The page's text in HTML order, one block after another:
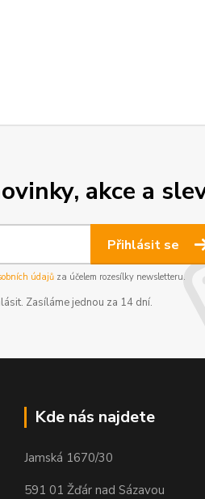
akce a
Přihlásit se
údajůza účelem rozesílky newsletteru.
Zasíláme jednou za 14 dní.
Kde nás najdete
Jamská 1670/30
591 01 Žďár nad Sázavou